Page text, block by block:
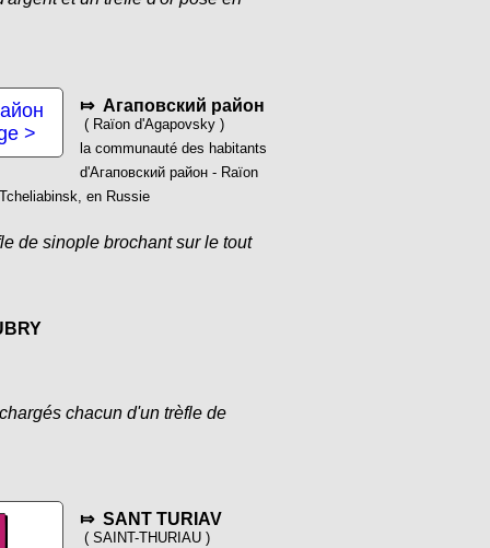
>
⤇ Агаповский район
( Raïon d'Agapovsky )
la communauté des habitants
d'Агаповский район - Raïon
en Russie
de sinople brochant sur le tout
chacun d'un trèfle de
⤇ SANT TURIAV
( SAINT-THURIAU )